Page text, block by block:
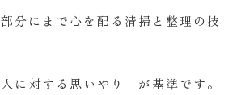
分にまで心を配る清掃と整理の技
に対する思いやり」が基準です。